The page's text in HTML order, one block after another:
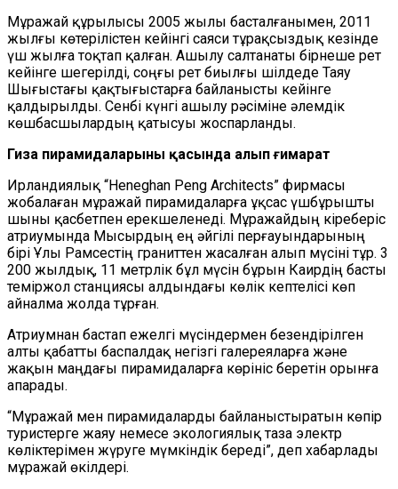
Мұражай құрылысы 2005 жылы басталғанымен, 2011
жылғы көтерілістен кейінгі саяси тұрақсыздық кезінде
үш жылға тоқтап қалған. Ашылу салтанаты бірнеше рет
кейінге шегерілді, соңғы рет биылғы шілдеде Таяу
Шығыстағы қақтығыстарға байланысты кейінге
қалдырылды. Сенбі күнгі ашылу рәсіміне әлемдік
көшбасшылардың қатысуы жоспарланды.
Гиза пирамидаларының қасында алып ғимарат
Ирландиялық “Heneghan Peng Architects” фирмасы
жобалаған мұражай пирамидаларға ұқсас үшбұрышты
шыны қасбетпен ерекшеленеді. Мұражайдың кіреберіс
атриумында Мысырдың ең әйгілі перғауындарының
бірі Ұлы Рамсестің граниттен жасалған алып мүсіні тұр. 3
200 жылдық, 11 метрлік бұл мүсін бұрын Каирдің басты
теміржол станциясы алдындағы көлік кептелісі көп
айналма жолда тұрған.
Атриумнан бастап ежелгі мүсіндермен безендірілген
алты қабатты баспалдақ негізгі галереяларға және
жақын маңдағы пирамидаларға көрініс беретін орынға
апарады.
“Мұражай мен пирамидаларды байланыстыратын көпір
туристерге жаяу немесе экологиялық таза электр
көліктерімен жүруге мүмкіндік береді”, деп хабарлады
мұражай өкілдері.